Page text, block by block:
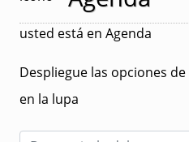
usted está en Agenda
Despliegue las opciones
en la lupa